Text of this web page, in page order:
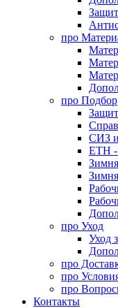
про
про Подбор
СИЗ и
ЕТН -
про Уход
Уход
про
про
про
Контакты